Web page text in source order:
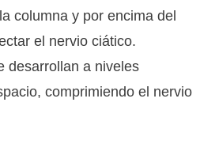
columna y por encima del
el nervio ciático.
desarrollan a niveles
comprimiendo el nervio